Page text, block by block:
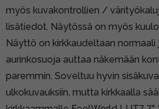
myös kuvakontrollien /
lisätiedot. Näytössä on myös
Näyttö on kirkkaudeltaan normaali
aurinkosuoja auttaa näkemään
paremmin. Soveltuu hyvin
ulkokuvauksiin, mutta kirkkaalla